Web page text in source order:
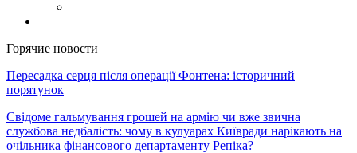
Горячие новости
Пересадка серця після операції Фонтена: історичний
порятунок
Свідоме гальмування грошей на армію чи вже звична
службова недбалість: чому в кулуарах Київради нарікають на
очільника фінансового департаменту Репіка?